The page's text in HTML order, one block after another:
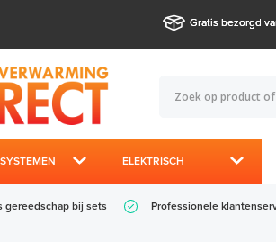
Gratis bezorgd
ELEKTRISCH
gereedschap bij sets Professionele